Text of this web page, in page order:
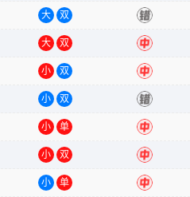
大 双 错
大 双 中
小 双 中
小 双 错
小 单 中
小 双 中
小 单 中